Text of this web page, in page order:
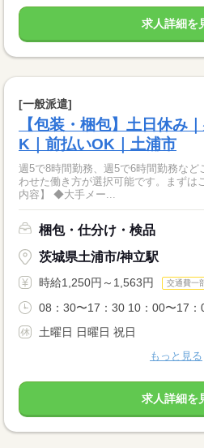
求人詳細を
[一般派遣]
【包装・梱包】土日休み
K｜前払いOK｜土浦市
週5で8時間勤務、週5で6時間勤務な
わせた働き方が選択可能です。まずはご相談
内容】 ◆大手メー...
梱包・仕分け・検品
茨城県土浦市/神立駅
時給1,250円～1,563円 交通費一
08：30〜17：30 10：00〜17：
土曜日 日曜日 祝日
もっと見る
求人詳細を